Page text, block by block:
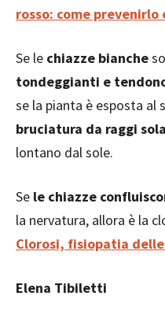
rosso: come prevenirlo
Se le chiazze bianche
tondeggianti e
se la pianta è esposta al
bruciatura da raggi
lontano dal sole.
Se le chiazze
la nervatura, allora è la
Clorosi, fisiopatia
Elena Tibiletti